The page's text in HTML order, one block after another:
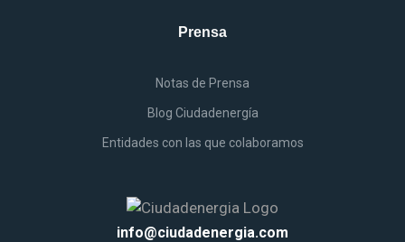
Prensa
Notas de Prensa
Blog Ciudadenergía
Entidades con las que colaboramos
info@ciudadenergia.com